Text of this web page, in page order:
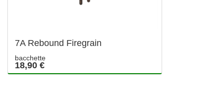
7A Rebound Firegrain
bacchette
18,90 €